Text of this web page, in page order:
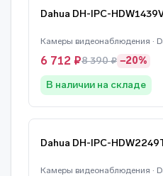
Dahua DH-IPC-
Камеры видеонаблюдения ·
6 712 ₽8 390 ₽ −20%
В наличии на складе
Dahua DH-IPC-
Камеры видеонаблюдения ·